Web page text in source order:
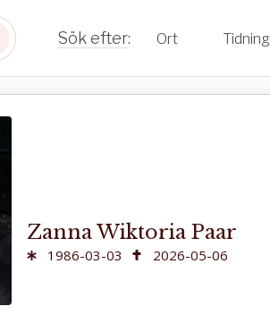
Ort Tidning
Zanna Wiktoria Paar
1986-03-03 2026-05-06